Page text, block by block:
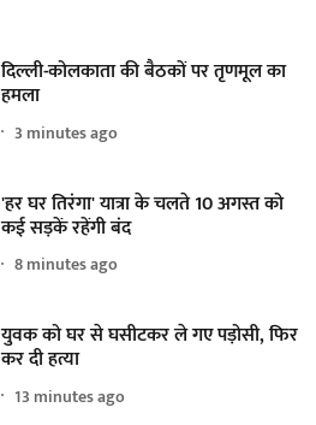
दिल्ली-कोलकाता की बैठकों पर तृणमूल का
हमला
3 minutes ago
'हर घर तिरंगा' यात्रा के चलते 10 अगस्त को
कई सड़कें रहेंगी बंद
8 minutes ago
युवक को घर से घसीटकर ले गए पड़ोसी, फिर
कर दी हत्या
13 minutes ago